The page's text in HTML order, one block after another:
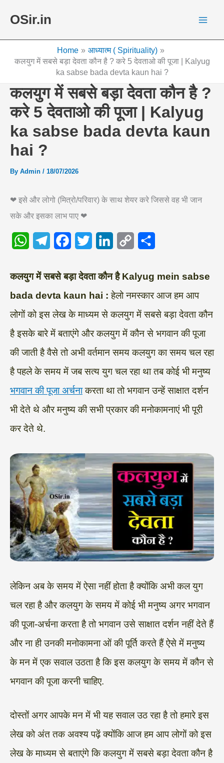
OSir.in
Home
आध्यात्म ( Spirituality)
कलयुग में सबसे बड़ा देवता कौन है ? करे 5 देवताओ की पूजा | Kalyug
ka sabse bada devta kaun hai ?
कलयुग में सबसे बड़ा देवता कौन है ?
करे 5 देवताओ की पूजा | Kalyug
ka sabse bada devta kaun
hai ?
By Admin / 18/07/2026
❤ इसे और लोगो (मित्रो/परिवार) के साथ शेयर करे जिससे वह भी जान
सके और इसका लाभ पाए ❤
W
a
l
e
c
b
i
n
k
p
y
L
a
r
e
कलयुग में सबसे बड़ा देवता कौन है Kalyug mein sabse
bada devta kaun hai : हेलो नमस्कार आज हम आप
लोगों को इस लेख के माध्यम से कलयुग में सबसे बड़ा देवता कौन
है इसके बारे में बताएंगे और कलयुग में कौन से भगवान की पूजा
की जाती है वैसे तो अभी वर्तमान समय कलयुग का समय चल रहा
है पहले के समय में जब सत्य युग चल रहा था तब कोई भी मनुष्य
भगवान की पूजा अर्चनाकरता था तो भगवान उन्हें साक्षात दर्शन
भी देते थे और मनुष्य की सभी प्रकार की मनोकामनाएं भी पूरी
कर देते थे.
लेकिन अब के समय में ऐसा नहीं होता है क्योंकि अभी कल युग
चल रहा है और कलयुग के समय में कोई भी मनुष्य अगर भगवान
की पूजा-अर्चना करता है तो भगवान उसे साक्षात दर्शन नहीं देते हैं
और ना ही उनकी मनोकामना ओं की पूर्ति करते हैं ऐसे में मनुष्य
के मन में एक सवाल उठता है कि इस कलयुग के समय में कौन से
भगवान की पूजा करनी चाहिए.
दोस्तों अगर आपके मन में भी यह सवाल उठ रहा है तो हमारे इस
लेख को अंत तक अवश्य पढ़ें क्योंकि आज हम आप लोगों को इस
लेख के माध्यम से बताएंगे कि कलयुग में सबसे बड़ा देवता कौन है